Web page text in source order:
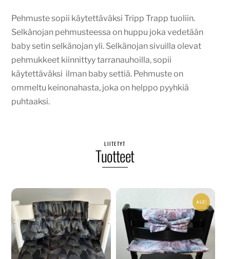
Pehmuste sopii käytettäväksi Tripp Trapp tuoliin.
Selkänojan pehmusteessa on huppu joka vedetään
baby setin selkänojan yli. Selkänojan sivuilla olevat
pehmukkeet kiinnittyy tarranauhoilla, sopii
käytettäväksi ilman baby settiä. Pehmuste on
ommeltu keinonahasta, joka on helppo pyyhkiä
puhtaaksi.
LIITETYT
Tuotteet
ALE!